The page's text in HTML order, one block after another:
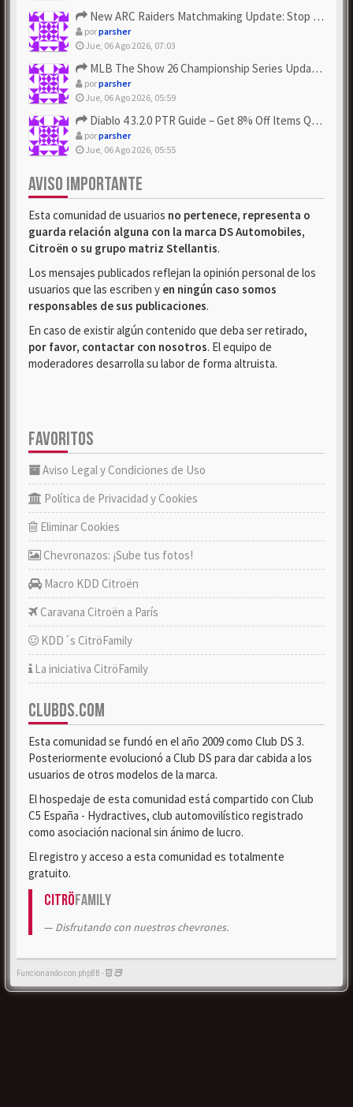
New ARC Raiders Matchmaking Update: Stop Failed - Grab Bluep...
porparsher
Jue, 06 Ago 2026, 07:03
MLB The Show 26 Championship Series Update! Get Cheap & ...
porparsher
Jue, 06 Ago 2026, 05:59
Diablo 4 3.2.0 PTR Guide – Get 8% Off Items Quickly to Test ...
porparsher
Jue, 06 Ago 2026, 05:55
AVISO IMPORTANTE
Esta comunidad de usuarios no pertenece, representa o
guarda relación alguna con la marca DS Automobiles,
Citroën o su grupo matriz Stellantis.
Los mensajes publicados reflejan la opinión personal de los
usuarios que las escriben y en ningún caso somos
responsables de sus publicaciones.
En caso de existir algún contenido que deba ser retirado,
por favor, contactar con nosotros. El equipo de
moderadores desarrolla su labor de forma altruista.
FAVORITOS
Aviso Legal y Condiciones de Uso
Política de Privacidad y Cookies
Eliminar Cookies
Chevronazos: ¡Sube tus fotos!
Macro KDD Citroën
Caravana Citroën a París
KDD´s CitröFamily
La iniciativa CitröFamily
CLUBDS.COM
Esta comunidad se fundó en el año 2009 como Club DS 3.
Posteriormente evolucionó a Club DS para dar cabida a los
usuarios de otros modelos de la marca.
El hospedaje de esta comunidad está compartido con Club
C5 España - Hydractives, club automovilístico registrado
como asociación nacional sin ánimo de lucro.
El registro y acceso a esta comunidad es totalmente
gratuito.
CitröFamily
Disfrutando con nuestros chevrones.
Funcionando con phpBB -